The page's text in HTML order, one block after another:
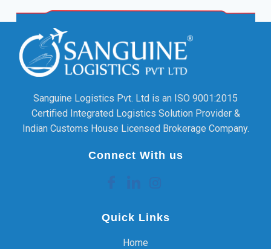
Sanguine Logistics Pvt. Ltd is an ISO 9001:2015
Certified Integrated Logistics Solution Provider &
Indian Customs House Licensed Brokerage Company.
Connect With us
Quick Links
Home